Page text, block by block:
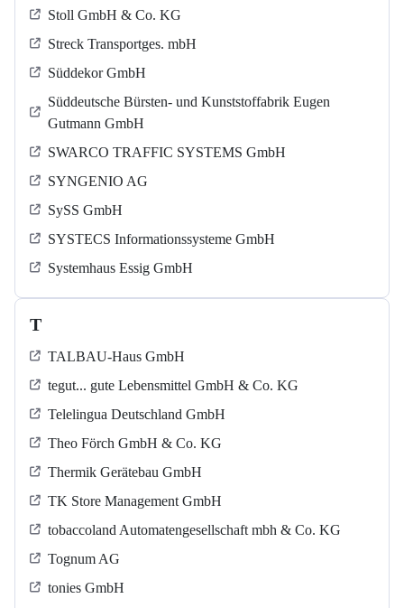
Stoll GmbH & Co. KG
Streck Transportges. mbH
Süddekor GmbH
Süddeutsche Bürsten- und Kunststoffabrik Eugen
Gutmann GmbH
SWARCO TRAFFIC SYSTEMS GmbH
SYNGENIO AG
SySS GmbH
SYSTECS Informationssysteme GmbH
Systemhaus Essig GmbH
T
TALBAU-Haus GmbH
tegut... gute Lebensmittel GmbH & Co. KG
Telelingua Deutschland GmbH
Theo Förch GmbH & Co. KG
Thermik Gerätebau GmbH
TK Store Management GmbH
tobaccoland Automatengesellschaft mbh & Co. KG
Tognum AG
tonies GmbH